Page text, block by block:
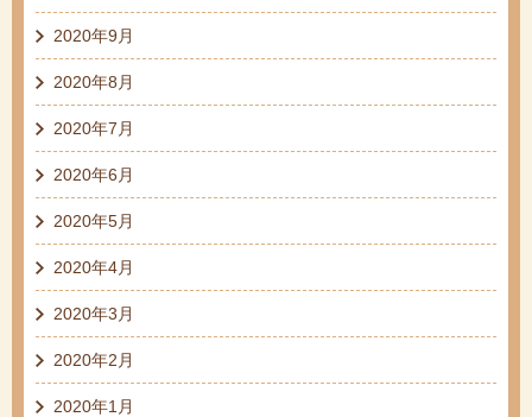
2020年9月
2020年8月
2020年7月
2020年6月
2020年5月
2020年4月
2020年3月
2020年2月
2020年1月